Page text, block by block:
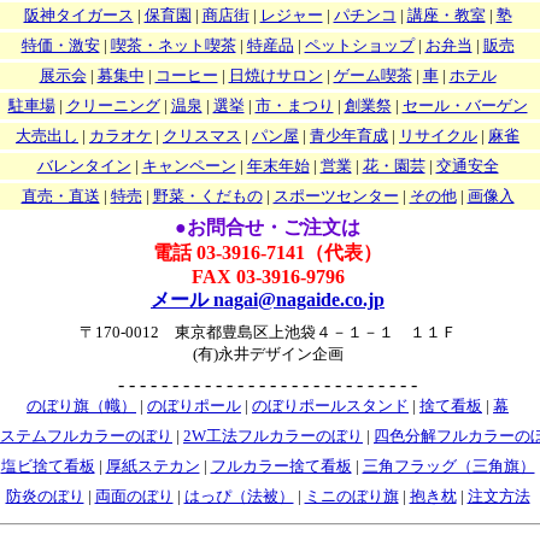
阪神タイガース | 保育園 | 商店街| レジャー | パチンコ | 講座・教室| 塾
特価・激安| 喫茶・ネット喫茶| 特産品 | ペットショップ| お弁当 | 販売
展示会| 募集中 | コーヒー | 日焼けサロン | ゲーム喫茶| 車| ホテル
駐車場| クリーニング| 温泉 | 選挙| 市・まつり | 創業祭| セール・バーゲン
大売出し | カラオケ | クリスマス | パン屋 | 青少年育成 | リサイクル | 麻雀
バレンタイン | キャンペーン | 年末年始| 営業| 花・園芸| 交通安全
直売・直送 | 特売 | 野菜・くだもの| スポーツセンター | その他| 画像入
●お問合せ・ご注文は
電話 03-3916-7141（代表）
FAX 03-3916-9796
メール nagai@nagaide.co.jp
〒170-0012 東京都豊島区上池袋４－１－１ １１Ｆ
(有)永井デザイン企画
- - - - - - - - - - - - - - - - - - - - - - - - - - - -
のぼり旗（幟） | のぼりポール | のぼりポールスタンド | 捨て看板 | 幕
テムフルカラーのぼり | 2W工法フルカラーのぼり | 四色分解フルカラーの
塩ビ捨て看板 | 厚紙ステカン | フルカラー捨て看板 | 三角フラッグ（三角旗）
防炎のぼり | 両面のぼり | はっぴ（法被） | ミニのぼり旗| 抱き枕| 注文方法